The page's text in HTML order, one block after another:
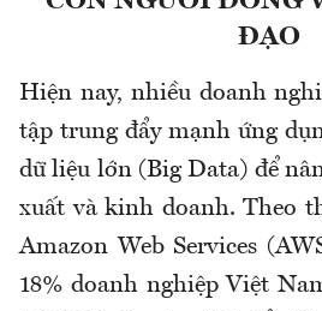
ĐẠO
Hiện nay, nhiều doanh
tập trung đẩy mạnh ứng
dữ liệu lớn (Big Data) để
xuất và kinh doanh. Theo
Amazon Web Services
18% doanh nghiệp Việt